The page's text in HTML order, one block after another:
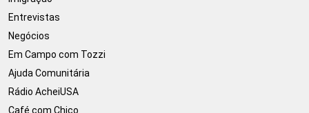
Entrevistas
Negócios
Em Campo com Tozzi
Ajuda Comunitária
Rádio AcheiUSA
Café com Chico